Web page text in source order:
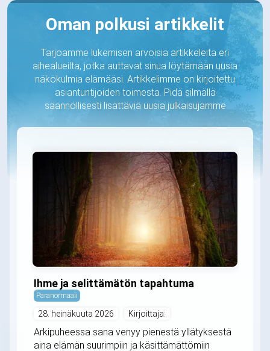
Oman polkusi artikkelit
Tarjoamme lukemisen arvoisia artikkeleita eri
aihealueilta, jotka auttavat sinua löytämään uusia
näkökulmia elämääsi. Artikkelimme on kirjoitettu
asiantuntijoiden toimesta. Pidä silmällä
säännöllisesti lisättäviä uusia julkaisujamme
Ihme ja selittämätön tapahtuma
Paranormaali
28. heinäkuuta 2026 Kirjoittaja:
Arkipuheessa sana venyy pienestä yllätyksestä
aina elämän suurimpiin ja käsittämättömiin